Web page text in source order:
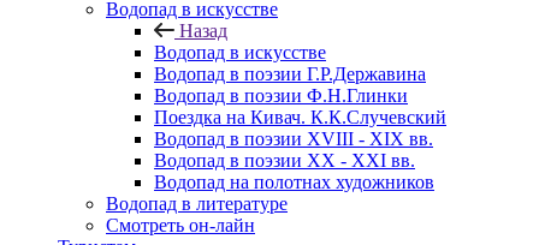
Водопад в искусстве
Назад
Водопад в искусстве
Водопад в поэзии Г.Р.Державина
Водопад в поэзии Ф.Н.Глинки
Поездка на Кивач. К.К.Случевский
Водопад в поэзии XVIII - XIX вв.
Водопад в поэзии XX - XXI вв.
Водопад на полотнах художников
Водопад в литературе
Смотреть он-лайн